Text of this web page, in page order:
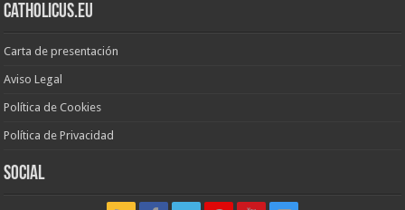
Catholicus.eu
Carta de presentación
Aviso Legal
Política de Cookies
Política de Privacidad
Social